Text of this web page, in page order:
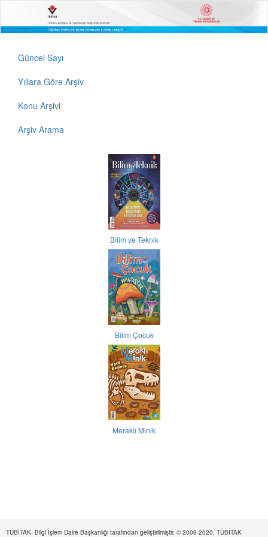
Güncel Sayı
Yıllara Göre Arşiv
Konu Arşivi
Arşiv Arama
Bilim ve Teknik
Bilim Çocuk
Meraklı Minik
TÜBİTAK- Bilgi İşlem Daire Başkanlığı tarafından geliştirilmiştir. © 2009-2020, TÜBİTAK